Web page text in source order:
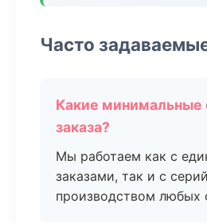
Часто
Какие
заказа?
Мы работаем как с
заказами, так и с
производством любых